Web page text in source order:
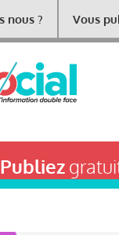
nous ? Vous
Publiez